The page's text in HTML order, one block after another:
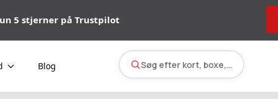
5 stjerner på Trustpilot
Blog Søg efter kort, boxe, tilbehør…